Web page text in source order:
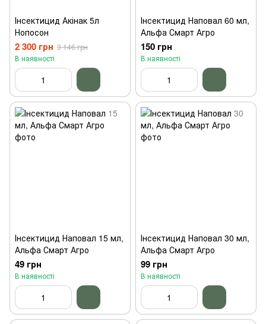
Інсектицид Акінак 5л
Нопосон
2 300 грн 3 146 грн
В наявності
Інсектицид Наповал 60 мл,
Альфа Смарт Агро
150 грн
В наявності
Інсектицид Наповал 15 мл,
Альфа Смарт Агро
49 грн
В наявності
Інсектицид Наповал 30 мл,
Альфа Смарт Агро
99 грн
В наявності